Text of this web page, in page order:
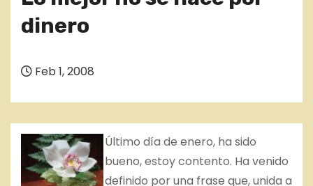
dinero
Feb 1, 2008
Último día de enero, ha sido
bueno, estoy contento. Ha venido
definido por una frase que, unida a